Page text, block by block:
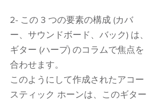
2- この 3 つの要素の構成 (カバ
ー、サウンドボード、バック) は、
ギター (ハープ) のコラムで焦点を
合わせます。
このようにして作成されたアコー
スティック ホーンは、このギター